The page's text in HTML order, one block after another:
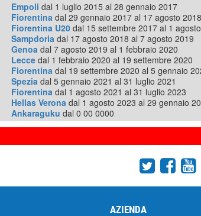
Empoli dal 1 luglio 2015 al 28 gennaio 2017
Fiorentina dal 29 gennaio 2017 al 17 agosto 2018
Fiorentina U20 dal 15 settembre 2017 al 1
Sampdoria dal 17 agosto 2018 al 7 agosto 2019
Genoa dal 7 agosto 2019 al 1 febbraio 2020
Lecce dal 1 febbraio 2020 al 19 settembre 2020
Fiorentina dal 19 settembre 2020 al 5 gennaio
Spezia dal 5 gennaio 2021 al 31 luglio 2021
Fiorentina dal 1 agosto 2021 al 31 luglio 2023
Hellas Verona dal 1 agosto 2023 al 29 gennaio
Ankaraguku dal 0 00 0000
AZIENDA